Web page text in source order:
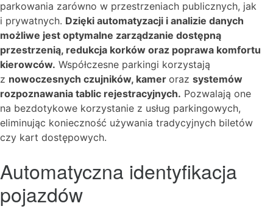
parkowania zarówno w przestrzeniach publicznych, jak
i prywatnych. Dzięki automatyzacji i analizie danych
możliwe jest optymalne zarządzanie dostępną
przestrzenią, redukcja korków oraz poprawa komfortu
kierowców. Współczesne parkingi korzystają
z nowoczesnych czujników, kamer oraz systemów
rozpoznawania tablic rejestracyjnych. Pozwalają one
na bezdotykowe korzystanie z usług parkingowych,
eliminując konieczność używania tradycyjnych biletów
czy kart dostępowych.
Automatyczna identyfikacja
pojazdów